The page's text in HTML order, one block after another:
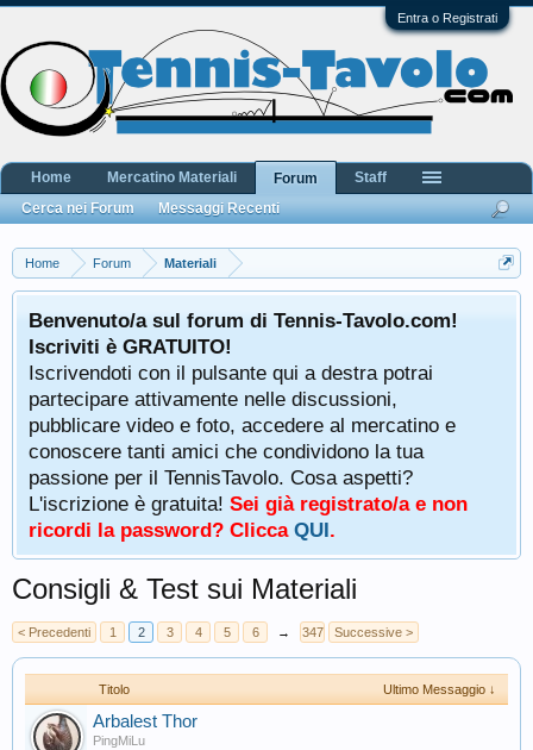
Entra o Registrati
Home Forum Materiali
Benvenuto/a sul forum di Tennis-Tavolo.com!
Iscriviti è GRATUITO!
Iscrivendoti con il pulsante qui a destra potrai
partecipare attivamente nelle discussioni,
pubblicare video e foto, accedere al mercatino e
conoscere tanti amici che condividono la tua
passione per il TennisTavolo. Cosa aspetti?
L'iscrizione è gratuita! Sei già registrato/a e non
ricordi la password? Clicca QUI.
Consigli & Test sui Materiali
< Precedenti 1 2 3 4 5 6 → 347 Successive >
Titolo Ultimo Messaggio ↓
Arbalest Thor
PingMiLu
Home Mercatino Materiali
Forum
Cerca nei Forum
Messaggi Recenti
Staff